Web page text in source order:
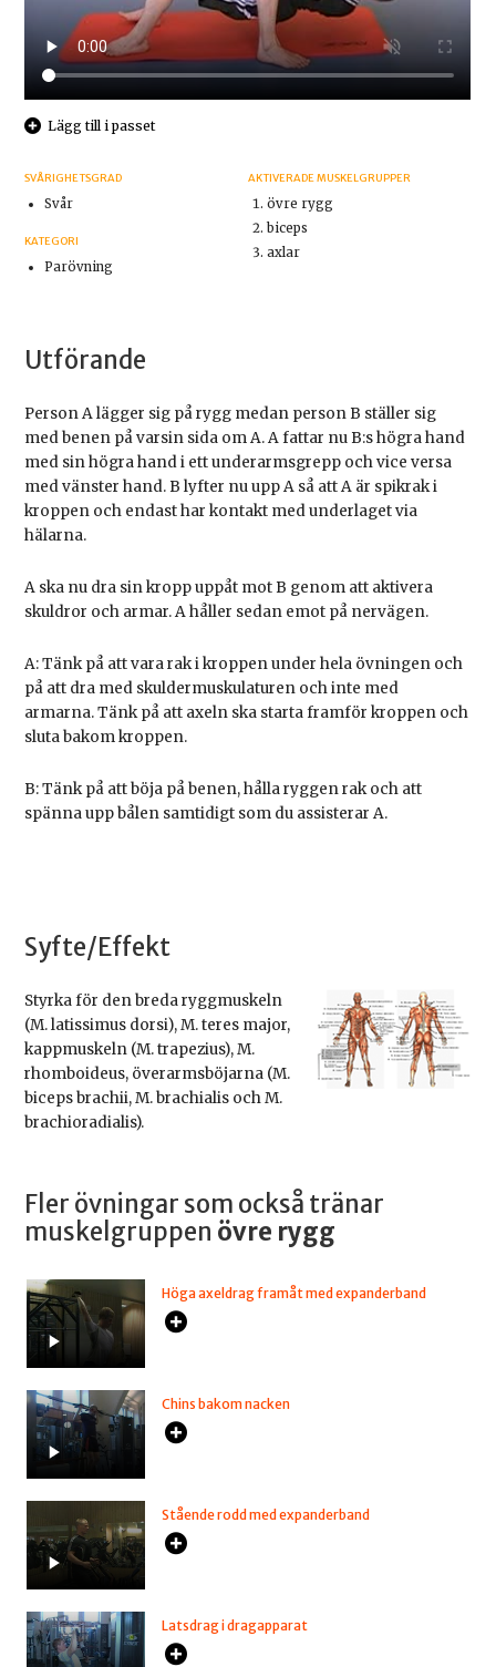
Lägg till i passet
SVÅRIGHETSGRAD
Svår
KATEGORI
Parövning
AKTIVERADE MUSKELGRUPPER
övre rygg
biceps
axlar
Utförande
Person A lägger sig på rygg medan person B ställer sig
med benen på varsin sida om A. A fattar nu B:s högra hand
med sin högra hand i ett underarmsgrepp och vice versa
med vänster hand. B lyfter nu upp A så att A är spikrak i
kroppen och endast har kontakt med underlaget via
hälarna.
A ska nu dra sin kropp uppåt mot B genom att aktivera
skuldror och armar. A håller sedan emot på nervägen.
A: Tänk på att vara rak i kroppen under hela övningen och
på att dra med skuldermuskulaturen och inte med
armarna. Tänk på att axeln ska starta framför kroppen och
sluta bakom kroppen.
B: Tänk på att böja på benen, hålla ryggen rak och att
spänna upp bålen samtidigt som du assisterar A.
Syfte/Effekt
Styrka för den breda ryggmuskeln
(M. latissimus dorsi), M. teres major,
kappmuskeln (M. trapezius), M.
rhomboideus, överarmsböjarna (M.
biceps brachii, M. brachialis och M.
brachioradialis).
Fler övningar som också tränar
muskelgruppen övre rygg
Höga axeldrag framåt med expanderband
Chins bakom nacken
Stående rodd med expanderband
Latsdrag i dragapparat